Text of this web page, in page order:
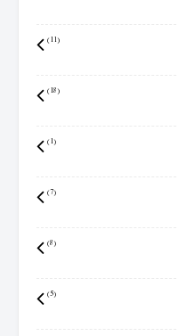
(11)
(18)
(1)
(7)
(8)
(5)